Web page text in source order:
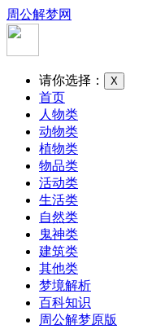
周公解梦网
请你选择： X
首页
人物类
动物类
植物类
物品类
活动类
生活类
自然类
鬼神类
建筑类
其他类
梦境解析
百科知识
周公解梦原版